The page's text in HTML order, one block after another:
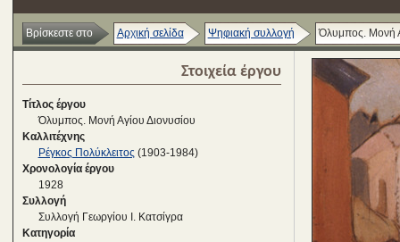
Βρίσκεστε στο Αρχική σελίδα Ψηφιακή συλλογή Όλυμπος. Μονή
Στοιχεία έργου
Τίτλος έργου
Όλυμπος. Μονή Αγίου Διονυσίου
Καλλιτέχνης
Ρέγκος Πολύκλειτος (1903-1984)
Χρονολογία έργου
1928
Συλλογή
Συλλογή Γεωργίου Ι. Κατσίγρα
Κατηγορία